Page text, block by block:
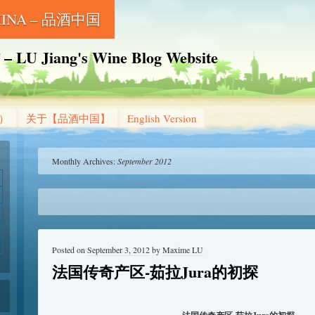
– 品酒中国
LU Jiang's Wine Blog Website
关于【品酒中国】 English Version
Monthly Archives:September 2012
法国传奇产区-茹拉Jura的初探
Posted on September 3, 2012byMaxime LU